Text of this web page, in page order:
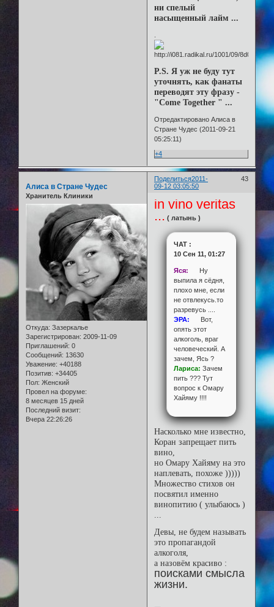
ни спелый
насыщенный лайм ...
.
P.S. Я уж не буду тут
уточнять, как фанаты
переводят эту фразу -
"Come Together " ...
Отредактировано Алиса в
Стране Чудес (2011-09-21
05:25:11)
+4
Поделиться 43
2011-
09-12 03:05:50
Алиса в Стране Чудес
Хранитель Клиники
Откуда: Зазеркалье
Зарегистрирован: 2009-11-09
Приглашений: 0
Сообщений: 13630
Уважение: +40188
Позитив: +34405
Пол: Женский
Провел на форуме:
8 месяцев 15 дней
Последний визит:
Вчера 22:26:26
in vino veritas
... ( латынь )
ЧАТ :
10 Сен 11, 01:27
Яся: Ну
выпила я сёдня,
плохо мне, если
не отвлекусь.то
разревусь ....
ЭРА: Вот,
опять этот
алкоголь, враг
человеческий. А
зачем, Ясь ?
Лариса: Зачем
пить ??? Тут
вопрос к Омару
Хайяму !!!!
Насколько мне известно,
Коран запрещает пить
вино,
но Омару Хайяму на это
наплевать, похоже )))))
Множество стихов он
посвятил именно
винопитию ( улыбаюсь )
Девы, не будем называть
это пропагандой
алкоголя,
а назовём красиво :
поисками смысла
жизни.